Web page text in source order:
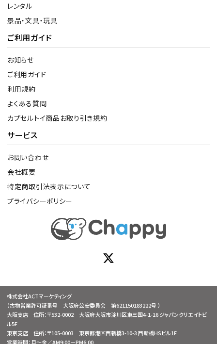
レンタル
景品・文具・玩具
ご利用ガイド
お知らせ
ご利用ガイド
利用規約
よくある質問
カプセルトイ商品お取り引き規約
サービス
お問い合わせ
会社概要
特定商取引法表示について
プライバシーポリシー
株式会社ACTマーケティング
（古物営業許可証番号 大阪府公安委員会 第621150183222号 ）
大阪支店 住所：〒532-0002 大阪府大阪市淀川区東三国4-1-16 ジャパンクリエイトビ
ル5F
東京支店 住所：〒105-0003 東京都港区西新橋3-10-3 西新橋HSビル1F
営業時間：月～金／AM9:00－PM6:00